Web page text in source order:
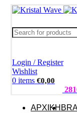
Login / Register
Wishlist
0 items €0,00
ΑΡΧΙΚΗ